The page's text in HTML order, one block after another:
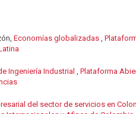
Economías globalizadas ,
Ingeniería Industrial , Plataforma
del sector de servicios en